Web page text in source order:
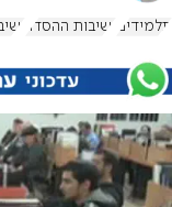
תלמידים ישיבות ההסדר